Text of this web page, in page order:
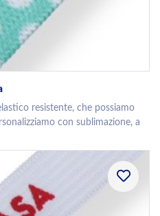
resistente, che possiamo
con sublimazione, a